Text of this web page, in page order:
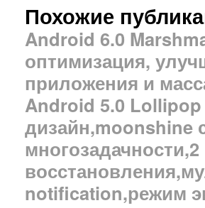
Похожие
Android 6.0
оптимизация,
приложения и
Android 5.0
дизайн,moonshine
notification,режим